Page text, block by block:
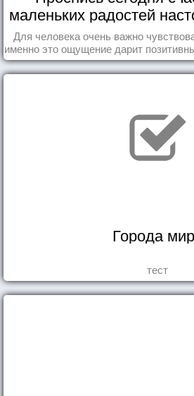
маленьких радостей
Для человека очень важно
именно это ощущение дарит
каждый день в
Города
тест